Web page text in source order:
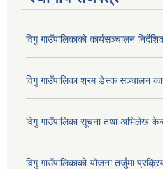
विगु गाउँपालिकाको कार्यसञ्‍चालन
विगु गाउँपालिका श्रम डेस्क सञ्चालन
विगु गाउँपालिका सूचना तथा अभिलेख
विगु गाउँपालिकाको योजना तर्जुमा